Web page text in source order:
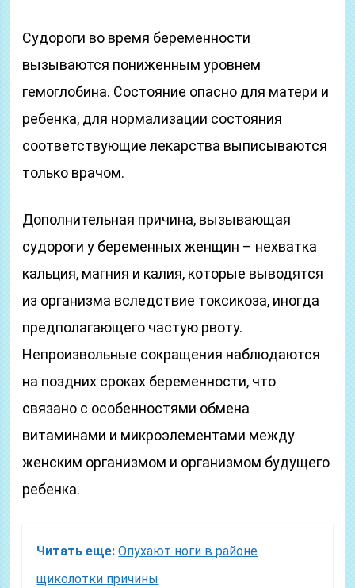
Судороги во время беременности
вызываются пониженным уровнем
гемоглобина. Состояние опасно для матери и
ребенка, для нормализации состояния
соответствующие лекарства выписываются
только врачом.
Дополнительная причина, вызывающая
судороги у беременных женщин – нехватка
кальция, магния и калия, которые выводятся
из организма вследствие токсикоза, иногда
предполагающего частую рвоту.
Непроизвольные сокращения наблюдаются
на поздних сроках беременности, что
связано с особенностями обмена
витаминами и микроэлементами между
женским организмом и организмом будущего
ребенка.
Читать еще: Опухают ноги в районе
щиколотки причины